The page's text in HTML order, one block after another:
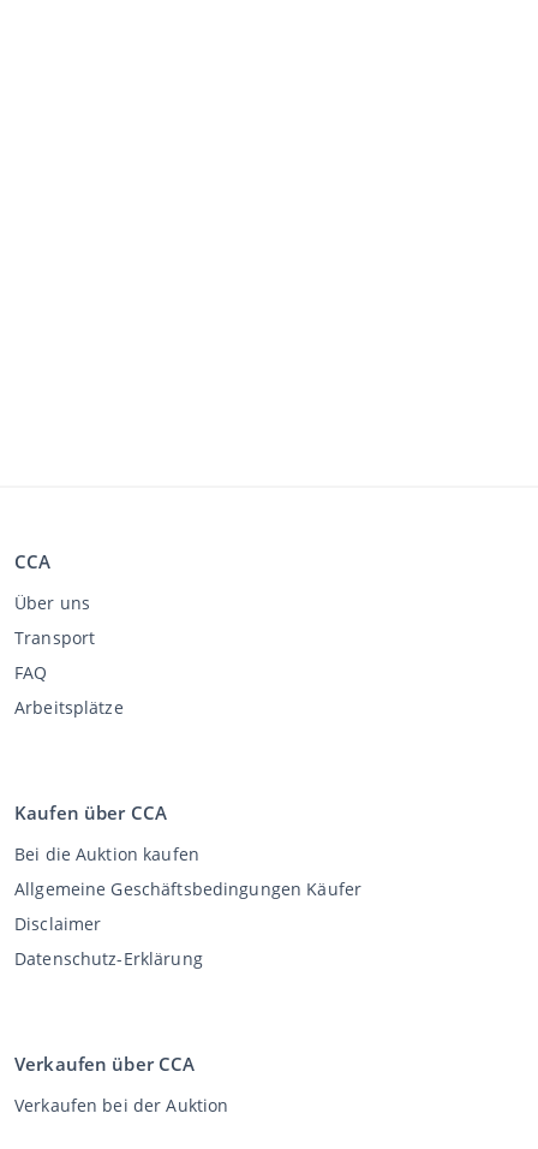
CCA
Über uns
Transport
FAQ
Arbeitsplätze
Kaufen über CCA
Bei die Auktion kaufen
Allgemeine Geschäftsbedingungen Käufer
Disclaimer
Datenschutz-Erklärung
Verkaufen über CCA
Verkaufen bei der Auktion